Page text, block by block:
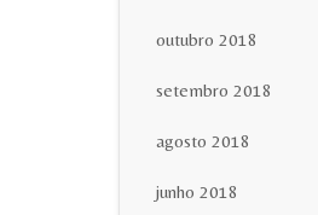
outubro 2018
setembro 2018
agosto 2018
junho 2018